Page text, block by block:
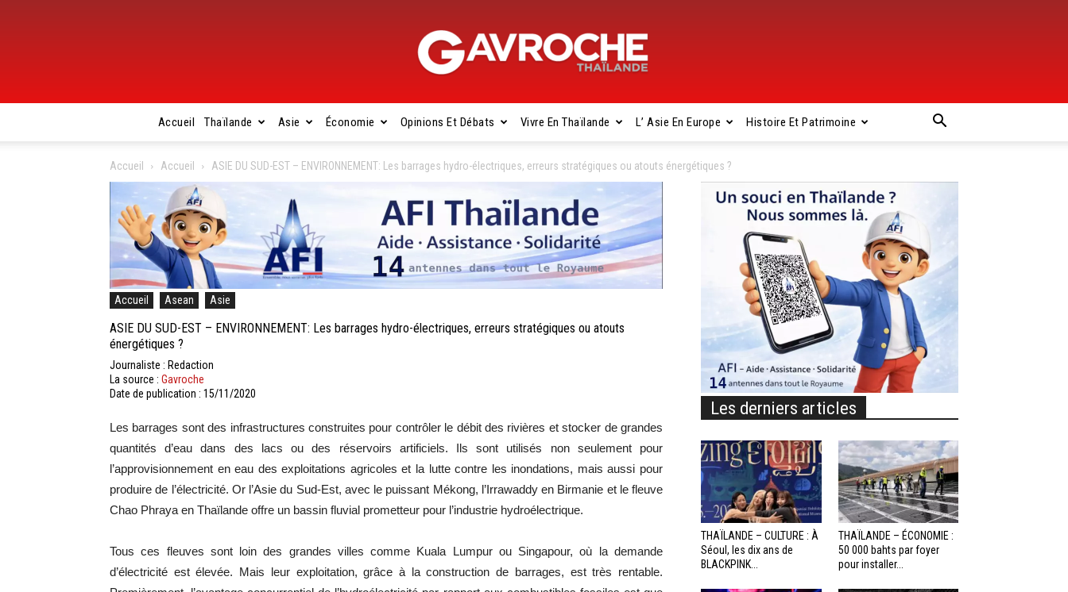
Gavroche
Thaïlande
Accueil Thaïlande Asie Économie Opinions Et Débats Vivre En Thaïlande L’ Asie En Europe Histoire Et Patrimoine
Accueil Accueil ASIE DU SUD-EST – ENVIRONNEMENT: Les barrages hydro-électriques, erreurs stratégiques ou atouts énergétiques ?
Accueil Asean Asie
ASIE DU SUD-EST – ENVIRONNEMENT: Les barrages hydro-électriques, erreurs stratégiques ou atouts
énergétiques ?
Journaliste : Redaction
La source : Gavroche
Date de publication : 15/11/2020
Les barrages sont des infrastructures construites pour contrôler le débit des rivières et stocker de grandes
quantités d’eau dans des lacs ou des réservoirs artificiels. Ils sont utilisés non seulement pour
l’approvisionnement en eau des exploitations agricoles et la lutte contre les inondations, mais aussi pour
produire de l’électricité. Or l’Asie du Sud-Est, avec le puissant Mékong, l’Irrawaddy en Birmanie et le fleuve
Chao Phraya en Thaïlande offre un bassin fluvial prometteur pour l’industrie hydroélectrique.
Tous ces fleuves sont loin des grandes villes comme Kuala Lumpur ou Singapour, où la demande
d’électricité est élevée. Mais leur exploitation, grâce à la construction de barrages, est très rentable.
Les derniers articles
THAÏLANDE – CULTURE : À
Séoul, les dix ans de
BLACKPINK...
THAÏLANDE – ÉCONOMIE :
50 000 bahts par foyer
pour installer...